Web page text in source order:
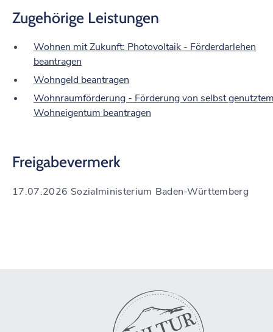
Zugehörige Leistungen
Wohnen mit Zukunft: Photovoltaik - Förderdarlehen
beantragen
Wohngeld beantragen
Wohnraumförderung - Förderung von selbst
Wohneigentum beantragen
Freigabevermerk
17.07.2026 Sozialministerium Baden-Württemberg